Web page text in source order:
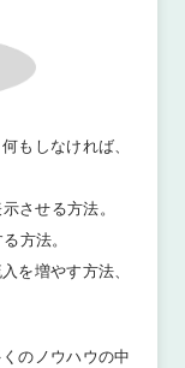
もしなければ、
させる方法。
方法。
を増やす方法、
のノウハウの中